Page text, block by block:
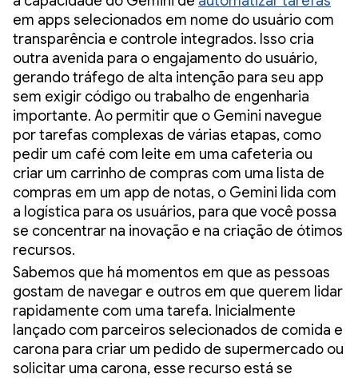
em apps selecionados em nome do usuário com
transparência e controle integrados. Isso cria
outra avenida para o engajamento do usuário,
gerando tráfego de alta intenção para seu app
sem exigir código ou trabalho de engenharia
importante. Ao permitir que o Gemini navegue
por tarefas complexas de várias etapas, como
pedir um café com leite em uma cafeteria ou
criar um carrinho de compras com uma lista de
compras em um app de notas, o Gemini lida com
a logística para os usuários, para que você possa
se concentrar na inovação e na criação de ótimos
recursos.
Sabemos que há momentos em que as pessoas
gostam de navegar e outros em que querem lidar
rapidamente com uma tarefa. Inicialmente
lançado com parceiros selecionados de comida e
carona para criar um pedido de supermercado ou
solicitar uma carona, esse recurso está se